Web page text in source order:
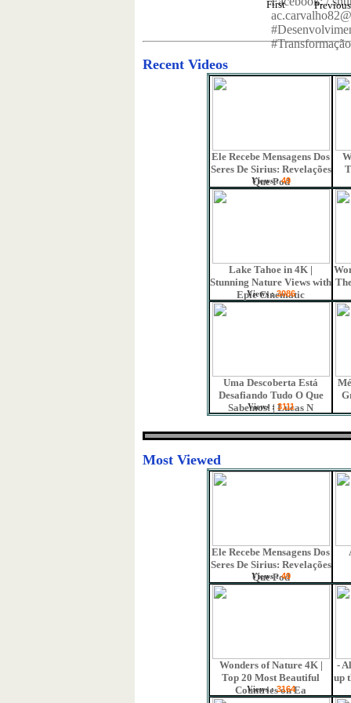
First Previous
Recent Videos
Ele Recebe Mensagens Dos
Seres De Sirius: Revelações
Que Pod
Views :49
Lake Tahoe in 4K |
Stunning Nature Views with
Epic Cinematic
Views :3086
Uma Descoberta Está
Desafiando Tudo O Que
Sabemos! | Lucas N
Views : 3111
Most Viewed
Ele Recebe Mensagens Dos
Seres De Sirius: Revelações
Que Pod
Views :49
Wonders of Nature 4K |
Top 20 Most Beautiful
Countries on Ea
Views :3164
-
up